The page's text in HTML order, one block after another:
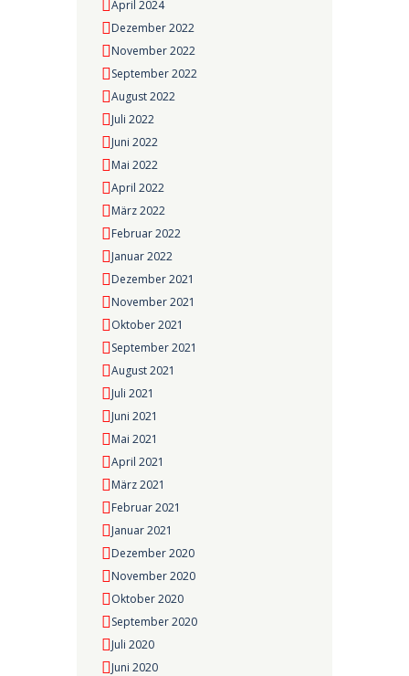
April 2024
Dezember 2022
November 2022
September 2022
August 2022
Juli 2022
Juni 2022
Mai 2022
April 2022
März 2022
Februar 2022
Januar 2022
Dezember 2021
November 2021
Oktober 2021
September 2021
August 2021
Juli 2021
Juni 2021
Mai 2021
April 2021
März 2021
Februar 2021
Januar 2021
Dezember 2020
November 2020
Oktober 2020
September 2020
Juli 2020
Juni 2020